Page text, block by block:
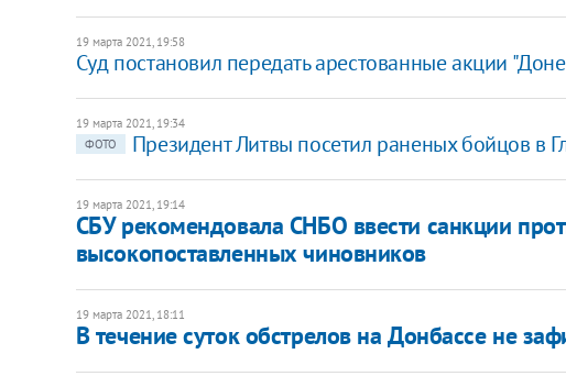
19 марта 2021, 19:58
Суд постановил передать арестованные акции
19 марта 2021, 19:34
ФОТО
Президент Литвы посетил раненых бойцов в
19 марта 2021, 19:14
СБУ рекомендовала СНБО ввести санкции
высокопоставленных чиновников
19 марта 2021, 18:11
В течение суток обстрелов на Донбассе не